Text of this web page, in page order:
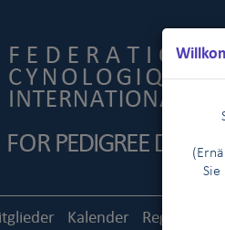
Kalender Reglemente